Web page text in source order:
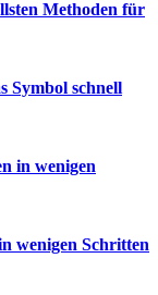
Methoden für
Symbol schnell
in wenigen
wenigen Schritten